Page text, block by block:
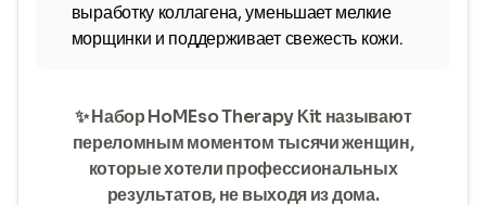
выработку коллагена, уменьшает мелкие
морщинки и поддерживает свежесть кожи.
✨ Набор HoMEso Therapy Kit называют
переломным моментом тысячи женщин,
которые хотели профессиональных
результатов, не выходя из дома.